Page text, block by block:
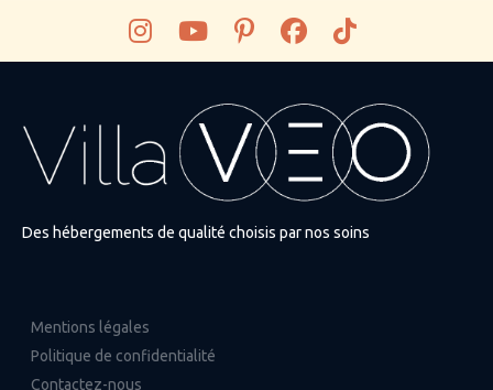
Des hébergements de qualité choisis par nos soins
Mentions légales
Politique de confidentialité
Contactez-nous